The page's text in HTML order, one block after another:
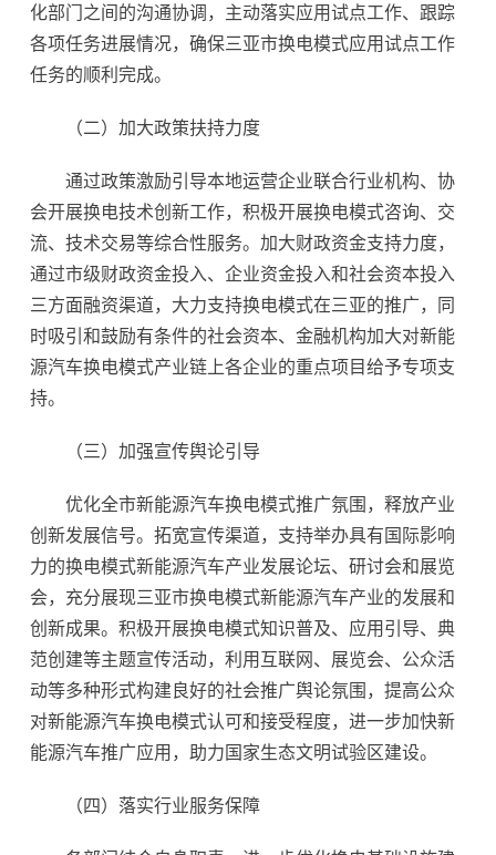
化部门之间的沟通协调，主动落实应用试点工作、跟踪
各项任务进展情况，确保三亚市换电模式应用试点工作
任务的顺利完成。
（二）加大政策扶持力度
通过政策激励引导本地运营企业联合行业机构、协
会开展换电技术创新工作，积极开展换电模式咨询、交
流、技术交易等综合性服务。加大财政资金支持力度，
通过市级财政资金投入、企业资金投入和社会资本投入
三方面融资渠道，大力支持换电模式在三亚的推广，同
时吸引和鼓励有条件的社会资本、金融机构加大对新能
源汽车换电模式产业链上各企业的重点项目给予专项支
持。
（三）加强宣传舆论引导
优化全市新能源汽车换电模式推广氛围，释放产业
创新发展信号。拓宽宣传渠道，支持举办具有国际影响
力的换电模式新能源汽车产业发展论坛、研讨会和展览
会，充分展现三亚市换电模式新能源汽车产业的发展和
创新成果。积极开展换电模式知识普及、应用引导、典
范创建等主题宣传活动，利用互联网、展览会、公众活
动等多种形式构建良好的社会推广舆论氛围，提高公众
对新能源汽车换电模式认可和接受程度，进一步加快新
能源汽车推广应用，助力国家生态文明试验区建设。
（四）落实行业服务保障